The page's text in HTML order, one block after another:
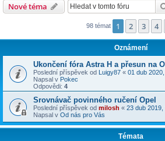
Nové téma
98 témat 1 2 3 4
Oznámení
Ukončení fóra Astra H a přesun na
Poslední příspěvek od Luigy87 « 01 dub
Napsal v Pokec
Odpovědi: 4
Srovnávač povinného ručení Opel
Poslední příspěvek od milosh « 23 dub 2019,
Napsal v Od nás pro Vás
Témata